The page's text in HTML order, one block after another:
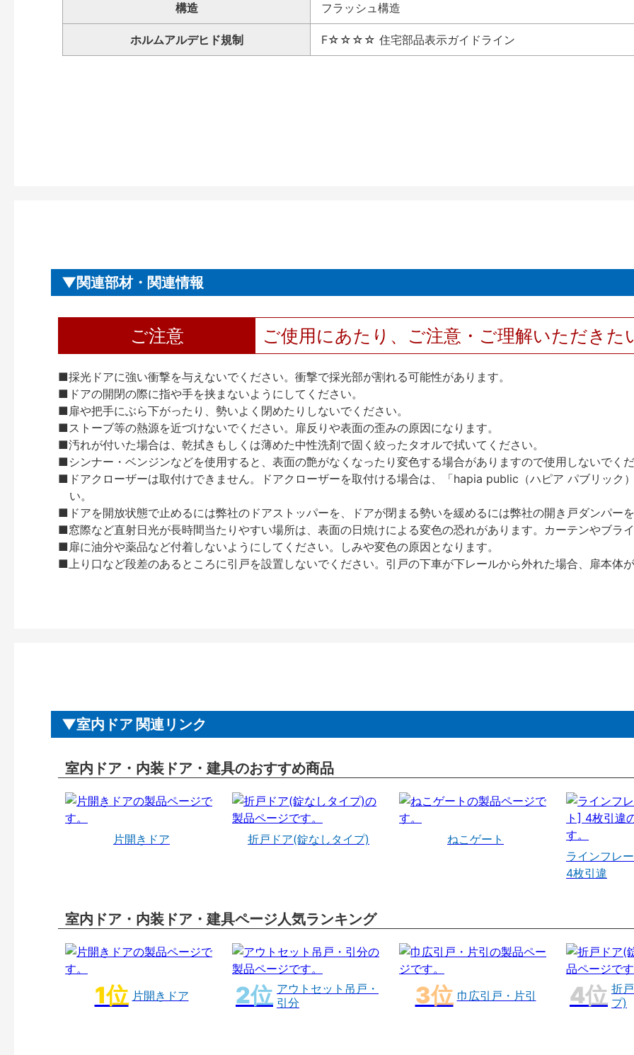
構造 フラッシュ構造
ホルムアルデヒド規制 F☆☆☆☆ 住宅部品表示ガイドライン
関連部材・関連情報
ご注意 ご使用にあたり、ご注意・ご理解いただきた
■採光ドアに強い衝撃を与えないでください。衝撃で採光部が割れる可能性があります。
■ドアの開閉の際に指や手を挟まないようにしてください。
■扉や把手にぶら下がったり、勢いよく閉めたりしないでください。
■ストーブ等の熱源を近づけないでください。扉反りや表面の歪みの原因になります。
■汚れが付いた場合は、乾拭きもしくは薄めた中性洗剤で固く絞ったタオルで拭いてください。
■シンナー・ベンジンなどを使用すると、表面の艶がなくなったり変色する場合がありますので使用しないでく
■ドアクローザーは取付けできません。ドアクローザーを取付ける場合は、「hapia public（ハピア パブリック
い。
■ドアを開放状態で止めるには弊社のドアストッパーを、ドアが閉まる勢いを緩めるには弊社の開き戸ダンパー
■窓際など直射日光が長時間当たりやすい場所は、表面の日焼けによる変色の恐れがあります。カーテンやブラ
■扉に油分や薬品など付着しないようにしてください。しみや変色の原因となります。
■上り口など段差のあるところに引戸を設置しないでください。引戸の下車が下レールから外れた場合、扉本体
室内ドア 関連リンク
室内ドア・内装ドア・建具のおすすめ商品
片開きドア 折戸ドア(錠なしタイプ)
ねこゲート
ラインフレ
4枚引違
室内ドア・内装ドア・建具ページ人気ランキング
片開きドア
アウトセット吊戸・
引分
巾広引戸・片引
折
プ)